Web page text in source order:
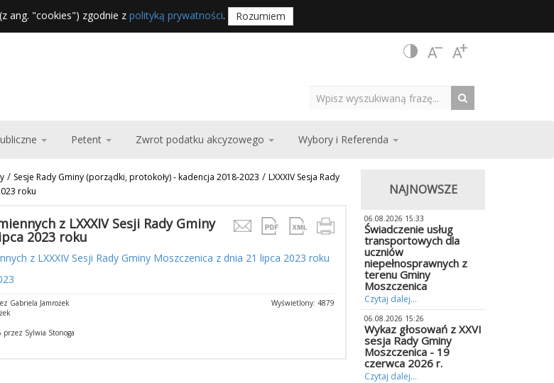
ang. "cookies") zgodnie z polityką prywatności. Rozumiem
Petent Zwrot podatku akcyzowego Wybory i Referenda
/ Sesje Rady Gminy (porządki, protokoły) - kadencja 2018-2023 / LXXXIV Sesja Rady
roku
z LXXXIV Sesji Rady Gminy
2023 roku
z LXXXIV Sesji Rady Gminy Moszczenica z dnia 21 lipca 2023 roku
Wyświetlony: 4879
Gabriela Jamrożek
Sylwia Stonoga
NAJNOWSZE
06.08.2026 15:33
Świadczenie usług
transportowych dla
uczniów
niepełnosprawnych z
terenu Gminy
Moszczenica
Czytaj dalej...
06.08.2026 15:26
Wykaz głosowań z XXVI
sesja Rady Gminy
Moszczenica - 19
czerwca 2026 r.
Czytaj dalej...